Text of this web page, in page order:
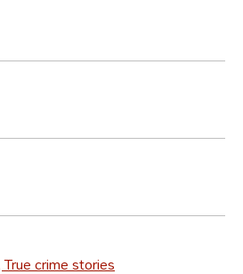
True crime stories